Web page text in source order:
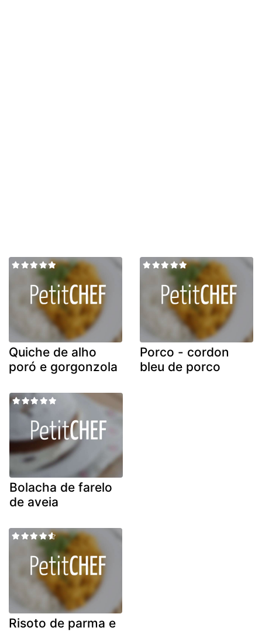
Quiche de alho
poró e gorgonzola
Porco - cordon
bleu de porco
Bolacha de farelo
de aveia
Risoto de parma e